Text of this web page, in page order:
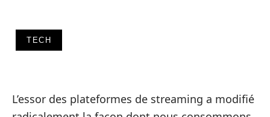
TECH
L’essor des plateformes de streaming a modifié